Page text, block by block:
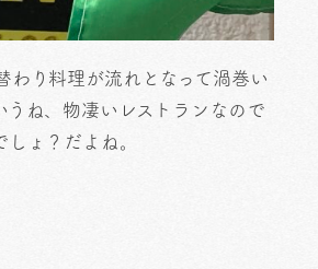
わり料理が流れとなって渦巻い
うね、物凄いレストランなので
ょ？だよね。